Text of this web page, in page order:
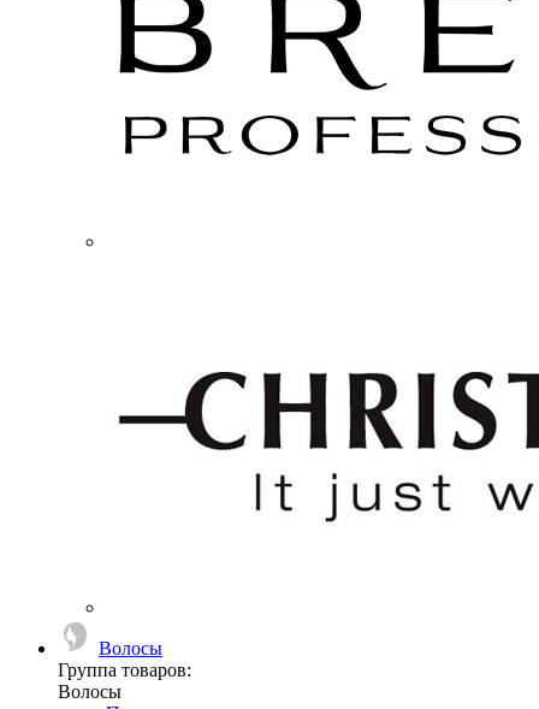
Волосы
Группа товаров:
Волосы